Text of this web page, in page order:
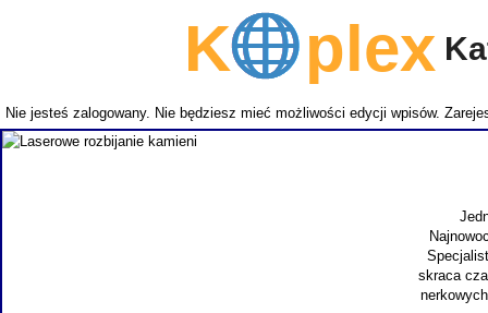
Kplex
Nie jesteś zalogowany. Nie będziesz mieć możliwości edycji wpisów.
skraca